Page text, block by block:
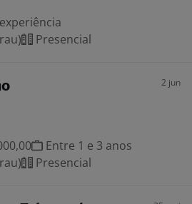
Presencial
2 jun
Entre 1 e 3 anos
Presencial